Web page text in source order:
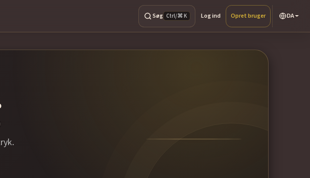
Søg Ctrl/⌘ K Log ind Opret bruger DA